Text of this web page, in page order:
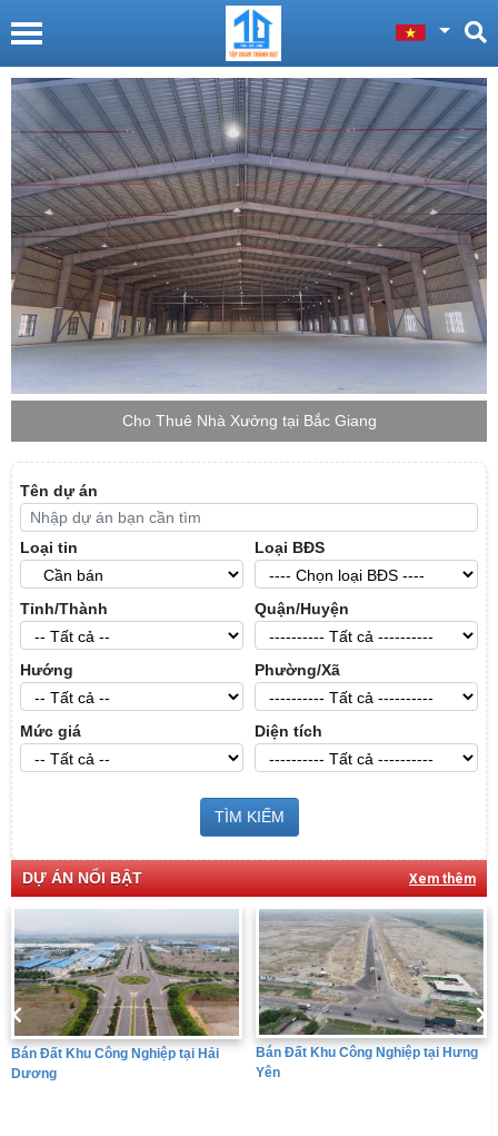
Cho Thuê Nhà Xưởng tại Bắc Giang
Tên dự án
Loại tin Loại BĐS
Tỉnh/Thành Quận/Huyện
Hướng Phường/Xã
Mức giá Diện tích
TÌM KIẾM
DỰ ÁN NỔI BẬT Xem thêm
Bán Đất Khu Công Nghiệp tại Hải
Dương
Bán Đất Khu Công Nghiệp tại Hưng
Yên